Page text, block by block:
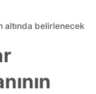
altında belirlenecek